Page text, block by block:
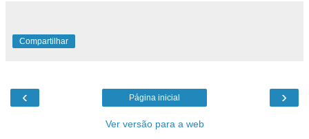
Compartilhar
‹ ›
Página inicial
Ver versão para a web